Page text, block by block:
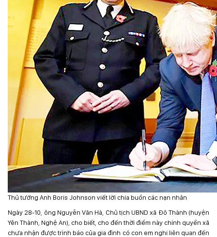
Thủ tướng Anh Boris Johnson viết lời chia buồn các nạn nhân
Ngày 28-10, ông Nguyễn Văn Hà, Chủ tịch UBND xã Đô Thành (huyện
Yên Thành, Nghệ An), cho biết, cho đến thời điểm này chính quyền xã
chưa nhận được trình báo của gia đình có con em nghi liên quan đến